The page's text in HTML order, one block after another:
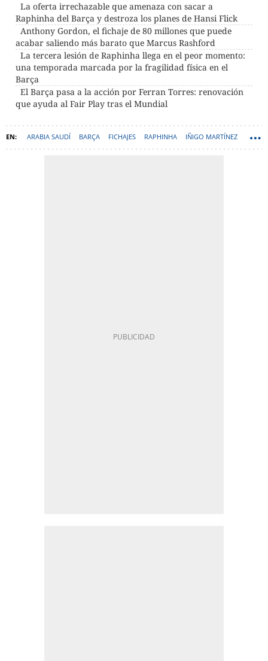
La oferta irrechazable que amenaza con sacar a
Raphinha del Barça y destroza los planes de Hansi Flick
Anthony Gordon, el fichaje de 80 millones que puede
acabar saliendo más barato que Marcus Rashford
La tercera lesión de Raphinha llega en el peor momento:
una temporada marcada por la fragilidad física en el
Barça
El Barça pasa a la acción por Ferran Torres: renovación
que ayuda al Fair Play tras el Mundial
ARABIA SAUDÍ BARÇA FICHAJES RAPHINHA IÑIGO MARTÍNEZ